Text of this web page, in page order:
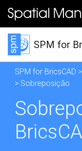
SPM for
SPM for BricsCAD >
> Sobreposição